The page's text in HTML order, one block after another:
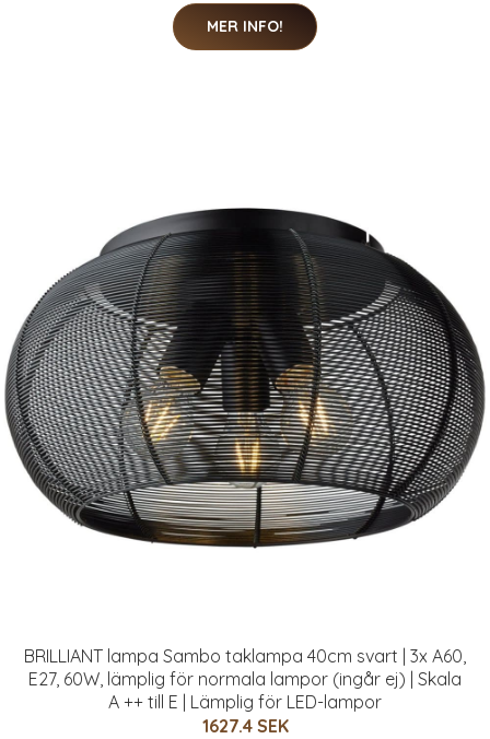
MER INFO!
BRILLIANT lampa Sambo taklampa 40cm svart | 3x A60,
E27, 60W, lämplig för normala lampor (ingår ej) | Skala
A ++ till E | Lämplig för LED-lampor
1627.4 SEK